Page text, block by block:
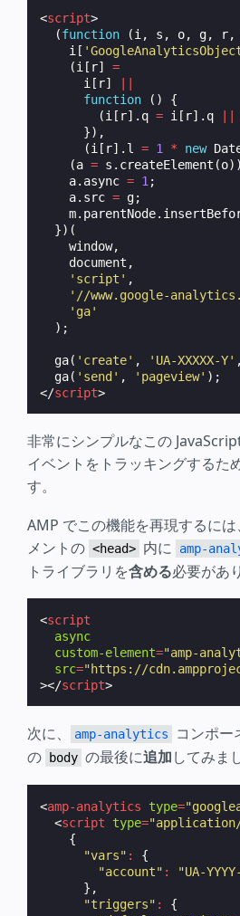
<script>
(function (i , s , o, g, r,
i [
(i [ r]
=
i [ r]
function
()
{
(i [ r]. q = i [ r]. q
}),
(i [ r]. l = 1 * new
(a = s . createElement (o
a. async = 1 ;
a. src = g;
m. parentNode.
})(
window,
document ,
'script' ,
'//www.google-
'ga'
);
ga( 'create' , 'UA-XXXXX-Y' ,
ga( 'send' , 'pageview' );
</script>
非常にシンプルなこの
イベントをトラッキングするた
す。
AMP でこの機能を再現するに
メントの <head> 内に amp-
トライブラリを含める必要があ
<script
async
custom-element="amp-
src="https://
></script>
次に、 amp-analytics
コンポー
の body の最後に追加してみま
<amp-analytics type=
<script type=
{
"vars" :
{
"account" :
"UA-
},
"triggers" :
{